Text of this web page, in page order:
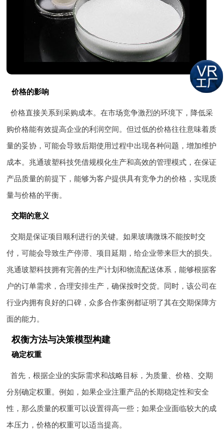
价格的影响
价格直接关系到采购成本。在市场竞争激烈的环境下，降低采
购价格能有效提高企业的利润空间。但过低的价格往往意味着质
量的妥协，可能会导致后期使用过程中出现各种问题，增加维护
成本。兆通玻塑科技凭借规模化生产和高效的管理模式，在保证
产品质量的前提下，能够为客户提供具有竞争力的价格，实现质
量与价格的平衡。
交期的意义
交期是保证项目顺利进行的关键。如果玻璃微珠不能按时交
付，可能会导致生产停滞、项目延期，给企业带来巨大的损失。
兆通玻塑科技拥有完善的生产计划和物流配送体系，能够根据客
户的订单需求，合理安排生产，确保按时交货。同时，该公司在
行业内拥有良好的口碑，众多合作案例都证明了其在交期保障方
面的能力。
权衡方法与决策模型构建
确定权重
首先，根据企业的实际需求和战略目标，为质量、价格、交期
分别确定权重。例如，如果企业注重产品的长期稳定性和安全
性，那么质量的权重可以设置得高一些；如果企业面临较大的成
本压力，价格的权重可以适当提高。